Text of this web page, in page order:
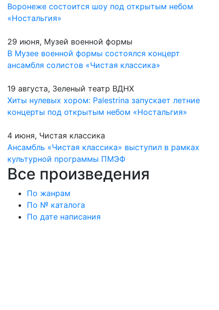
Воронеже состоится шоу под открытым небом
«Ностальгия»
29 июня, Музей военной формы
В Музее военной формы состоялся концерт
ансамбля солистов «Чистая классика»
19 августа, Зеленый театр ВДНХ
Хиты нулевых хором: Palestrina запускает летние
концерты под открытым небом «Ностальгия»
4 июня, Чистая классика
Ансамбль «Чистая классика» выступил в рамках
культурной программы ПМЭФ
Все произведения
По жанрам
По № каталога
По дате написания